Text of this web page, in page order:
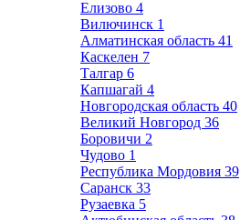
Елизово 4
Вилючинск 1
Алматинская область 41
Каскелен 7
Талгар 6
Капшагай 4
Новгородская область 40
Великий Новгород 36
Боровичи 2
Чудово 1
Республика Мордовия 39
Саранск 33
Рузаевка 5